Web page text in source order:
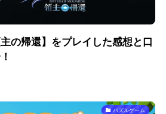
の帰還】をプレイした感想と口
パズルゲーム